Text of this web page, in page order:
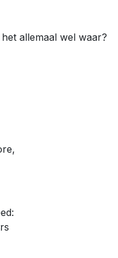
allemaal wel waar?